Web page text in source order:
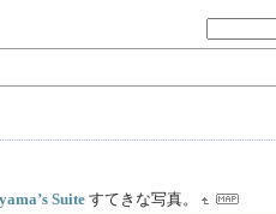
Suite すてきな写真。